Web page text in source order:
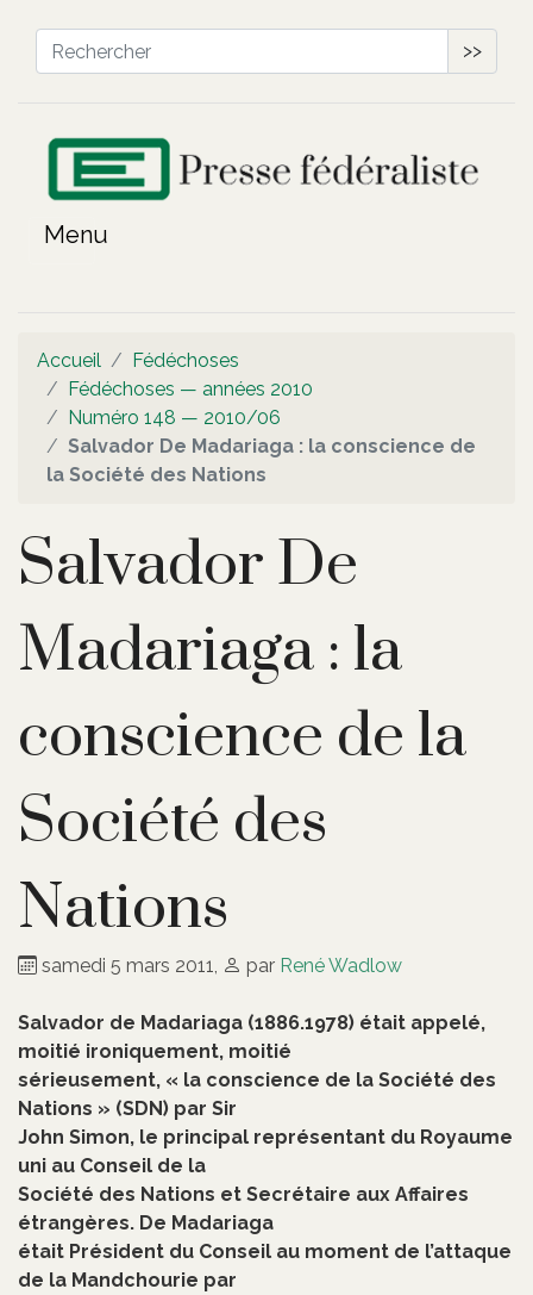
>>
Accueil
Fédéchoses
Fédéchoses — années 2010
Numéro 148 — 2010/06
Salvador De Madariaga : la conscience de
la Société des Nations
Salvador De
Madariaga : la
conscience de la
Société des
Nations
samedi 5 mars 2011 par René Wadlow
Salvador de Madariaga (1886.1978) était appelé,
moitié ironiquement, moitié
sérieusement, « la conscience de la Société des
Nations » (SDN) par Sir
John Simon, le principal représentant du Royaume
uni au Conseil de la
Société des Nations et Secrétaire aux Affaires
étrangères. De Madariaga
était Président du Conseil au moment de l’attaque
de la Mandchourie par